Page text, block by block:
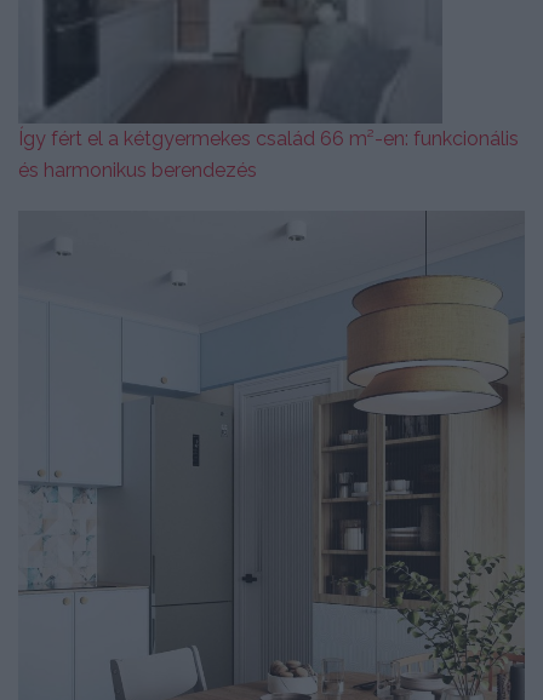
Így fért el a kétgyermekes család 66 m²-en: funkcionális
és harmonikus berendezés